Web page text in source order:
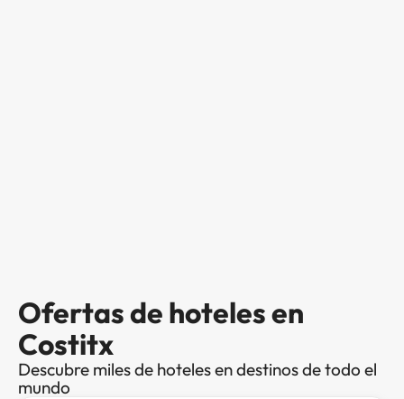
Ofertas de hoteles en
Costitx
Descubre miles de hoteles en destinos de todo el
mundo